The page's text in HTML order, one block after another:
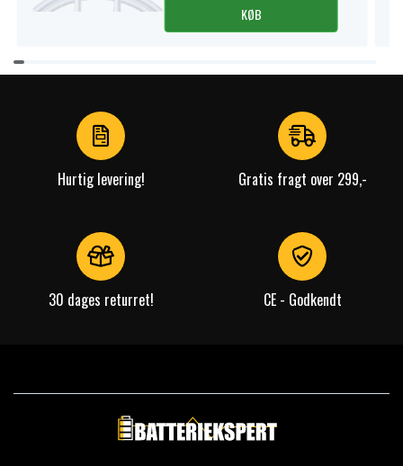
KØB
Item
1
Hurtig levering! Gratis fragt over 299,-
30 dages returret! CE - Godkendt